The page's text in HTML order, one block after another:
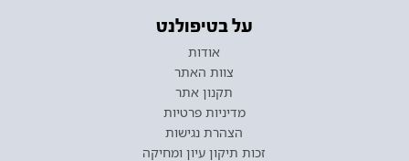
על בטיפולנט
אודות
צוות האתר
תקנון אתר
מדיניות פרטיות
הצהרת נגישות
זכות תיקון עיון ומחיקה